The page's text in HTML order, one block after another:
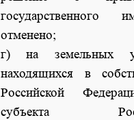
государственного
отменено;
г) на земельных
находящихся в
Российской
субъекта